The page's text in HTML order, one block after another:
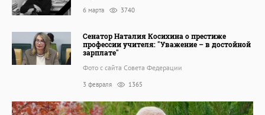
6 марта 3740
Сенатор Наталия Косихина о престиже
профессии учителя: "Уважение – в достойной
зарплате"
Фото с сайта Совета Федерации
3 февраля 1365